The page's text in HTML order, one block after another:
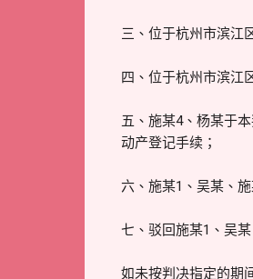
三、位于杭州市滨江
四、位于杭州市滨江
五、施某4、杨某于
动产登记手续；
六、施某1、吴某、
七、驳回施某1、吴
如未按判决指定的期